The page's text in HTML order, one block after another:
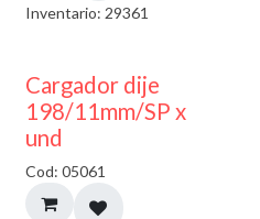
Inventario: 29361
50% DESCUENTO
Cargador dije
198/11mm/SP x
und
Cod: 05061